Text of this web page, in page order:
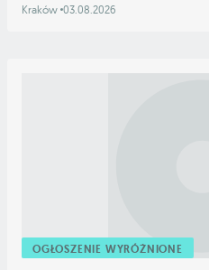
Kraków 03.08.2026
OGŁOSZENIE WYRÓŻNIONE